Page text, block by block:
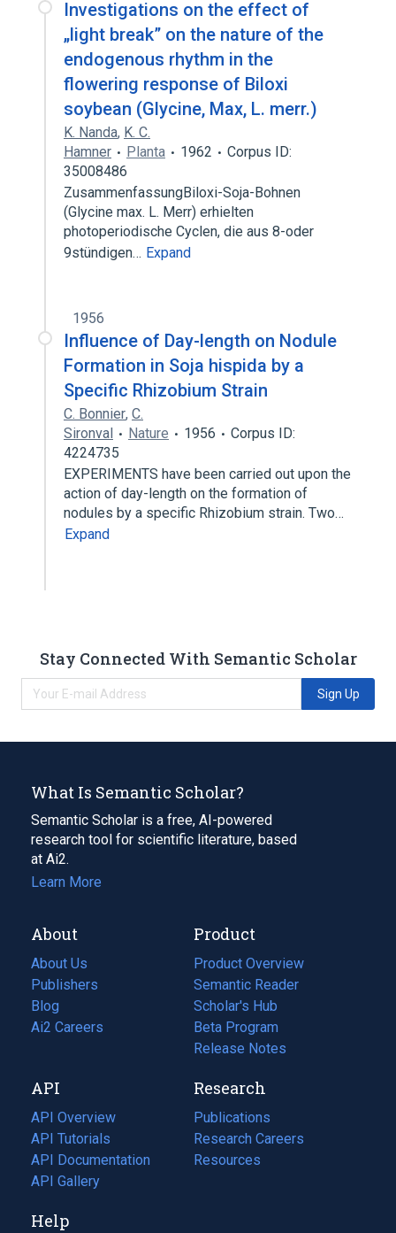
Investigations on the effect of
„light break” on the nature of the
endogenous rhythm in the
flowering response of Biloxi
soybean (Glycine, Max, L. merr.)
K. Nanda, K. C.
Hamner
Planta 1962
Corpus ID:
35008486
ZusammenfassungBiloxi-Soja-Bohnen
(Glycine max. L. Merr) erhielten
photoperiodische Cyclen, die aus 8-oder
9stündigen… Expand
1956
Influence of Day-length on Nodule
Formation in Soja hispida by a
Specific Rhizobium Strain
C. Bonnier, C.
Sironval
Nature 1956
Corpus ID:
4224735
EXPERIMENTS have been carried out upon the
action of day-length on the formation of
nodules by a specific Rhizobium strain. Two…
Expand
Stay Connected With Semantic Scholar
Sign Up
What Is Semantic Scholar?
Semantic Scholar is a free, AI-powered
research tool for scientific literature, based
at Ai2.
Learn More
About
About Us
Publishers
Blog
(opens
in
tab)
Ai2 Careers
(opens
new
tab)
Product
Product Overview
Semantic Reader
Scholar's Hub
Beta Program
Release Notes
API
API Overview
API Tutorials
API Documentation
(opens
in
new
API Gallery
Research
Publications
(opens
in
a
Research Careers
(opens
in
Resources
(opens
Help